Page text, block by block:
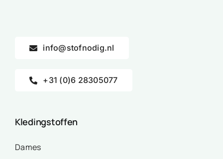
info@stofnodig.nl
+31 (0)6 28305077
Kledingstoffen
Dames